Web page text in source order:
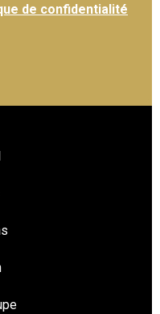
de confidentialité